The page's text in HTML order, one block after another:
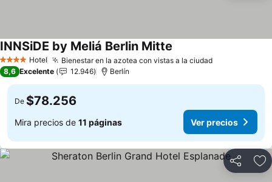
4 EstrellasHotel Bienestar en la azotea con vistas a la ciudadVer precios
INNSiDE by Meliá Berlin Mitte
8,6 Excelente 12.946 Berlín
De $78.256
Mira precios de 11 páginas Ver precios
Compartir